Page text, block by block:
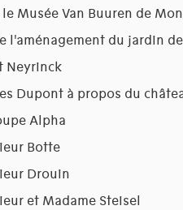
Musée Van Buuren de
l'aménagement du jardin
Neyrinck
Dupont à propos du
Alpha
Botte
Drouin
et Madame Steisel